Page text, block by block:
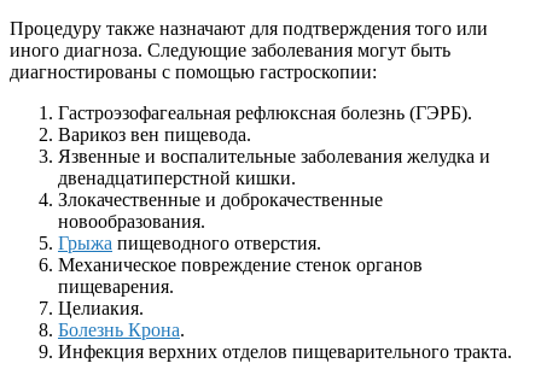
Процедуру также назначают для подтверждения того или
иного диагноза. Следующие заболевания могут быть
диагностированы с помощью гастроскопии:
Гастроэзофагеальная рефлюксная болезнь (ГЭРБ).
Варикоз вен пищевода.
Язвенные и воспалительные заболевания желудка и
двенадцатиперстной кишки.
Злокачественные и доброкачественные
новообразования.
Грыжа пищеводного отверстия.
Механическое повреждение стенок органов
пищеварения.
Целиакия.
Болезнь Крона.
Инфекция верхних отделов пищеварительного тракта.